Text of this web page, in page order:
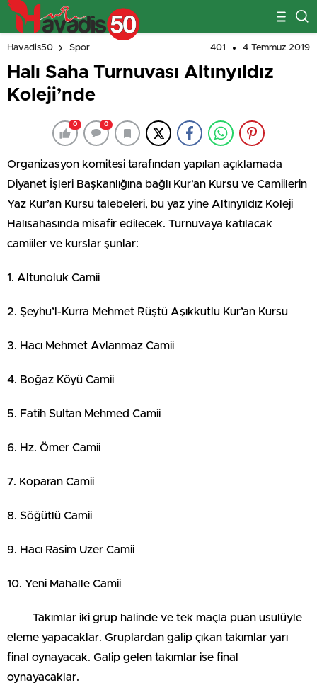
Havadis50 Spor 401 4 Temmuz 2019
Halı Saha Turnuvası Altınyıldız
Koleji’nde
0 0
Organizasyon komitesi tarafından yapılan açıklamada
Diyanet İşleri Başkanlığına bağlı Kur’an Kursu ve Camiilerin
Yaz Kur’an Kursu talebeleri, bu yaz yine Altınyıldız Koleji
Halısahasında misafir edilecek. Turnuvaya katılacak
camiiler ve kurslar şunlar:
1. Altunoluk Camii
2. Şeyhu’l-Kurra Mehmet Rüştü Aşıkkutlu Kur’an Kursu
3. Hacı Mehmet Avlanmaz Camii
4. Boğaz Köyü Camii
5. Fatih Sultan Mehmed Camii
6. Hz. Ömer Camii
7. Koparan Camii
8. Söğütlü Camii
9. Hacı Rasim Uzer Camii
10. Yeni Mahalle Camii
Takımlar iki grup halinde ve tek maçla puan usulüyle
eleme yapacaklar. Gruplardan galip çıkan takımlar yarı
final oynayacak. Galip gelen takımlar ise final
oynayacaklar.